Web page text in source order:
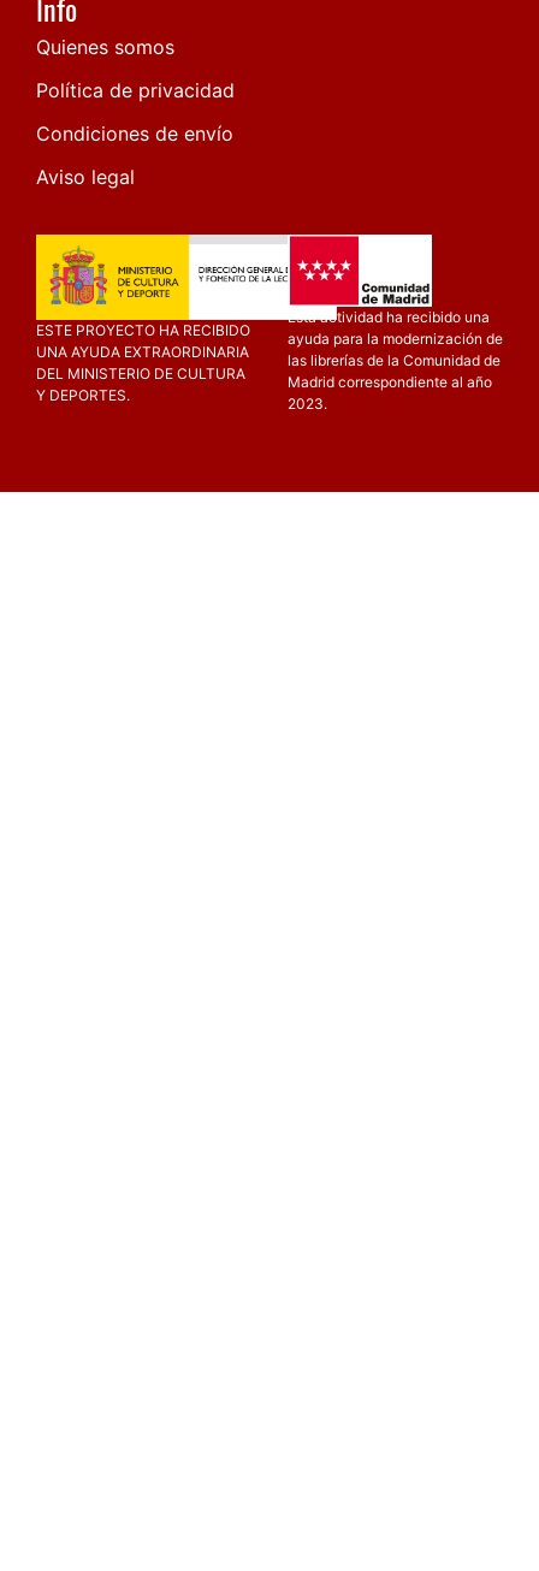
Quienes somos
Política de privacidad
Condiciones de envío
Aviso legal
ESTE PROYECTO HA RECIBIDO
UNA AYUDA EXTRAORDINARIA
DEL MINISTERIO DE CULTURA
Y DEPORTES.
Esta actividad ha recibido una
ayuda para la modernización de
las librerías de la Comunidad de
Madrid correspondiente al año
2023.